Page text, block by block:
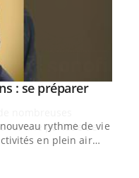
: se préparer
rythme de vie !
en plein air…
nombreuses
une période de